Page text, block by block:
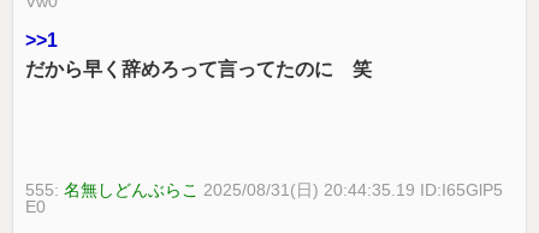
>>1
だから早く辞めろって言ってたのに 笑
555:名無しどんぶらこ 2025/08/31(日) 20:44:35.19 ID:I65GlP5
E0